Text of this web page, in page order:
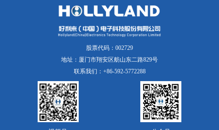
股票代码：002729
地址：厦门市翔安区舫山东二路829号
联系我们：+86-592-5772288